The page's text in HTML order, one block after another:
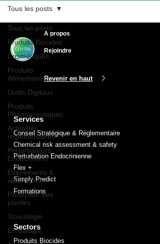
Tous les posts
Produits Biocides
Cosmétiques
Produits
Alimentaires
Outils Digitaux
Produits
Pharmaceutiques
Actualités
réglementaires
Perturbateurs
Endocriniens
Événements &
webinaires
Protection des
plantes
Toxicologie
Emballage
Tous les posts
A propos
Rejoindre
Revenir en haut
Services
Conseil Stratégique & Réglementaire
Chemical risk assessment & safety
Perturbation Endocrinienne
Flex +
Simply Predict
Formations
Sectors
Produits Biocides